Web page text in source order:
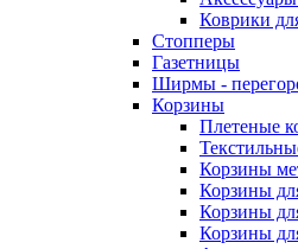
Коврики
Стопперы
Газетницы
Ширмы -
Корзины
Плетеные
Корзины
Корзины
Корзины
Корзины